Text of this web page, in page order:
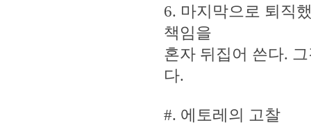
6. 마지막으로 퇴직
책임을
혼자 뒤집어 쓴다.
다.
#. 에토레의 고찰